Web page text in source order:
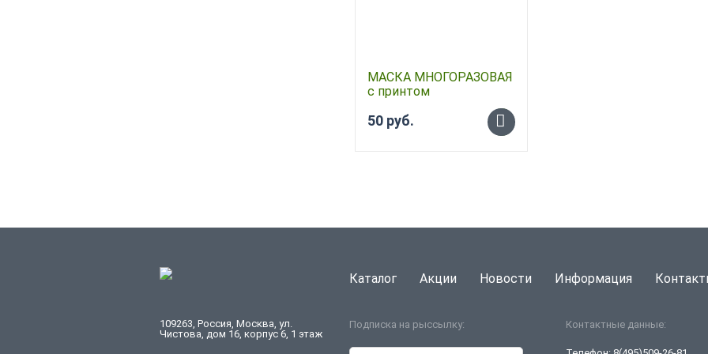
МАСКА МНОГОРАЗОВАЯ
с принтом
50 руб.
109263, Россия, Москва, ул.
Чистова, дом 16, корпус 6, 1 этаж
Каталог Акции Новости Информация
Подписка на рыссылку: Контактные данные: